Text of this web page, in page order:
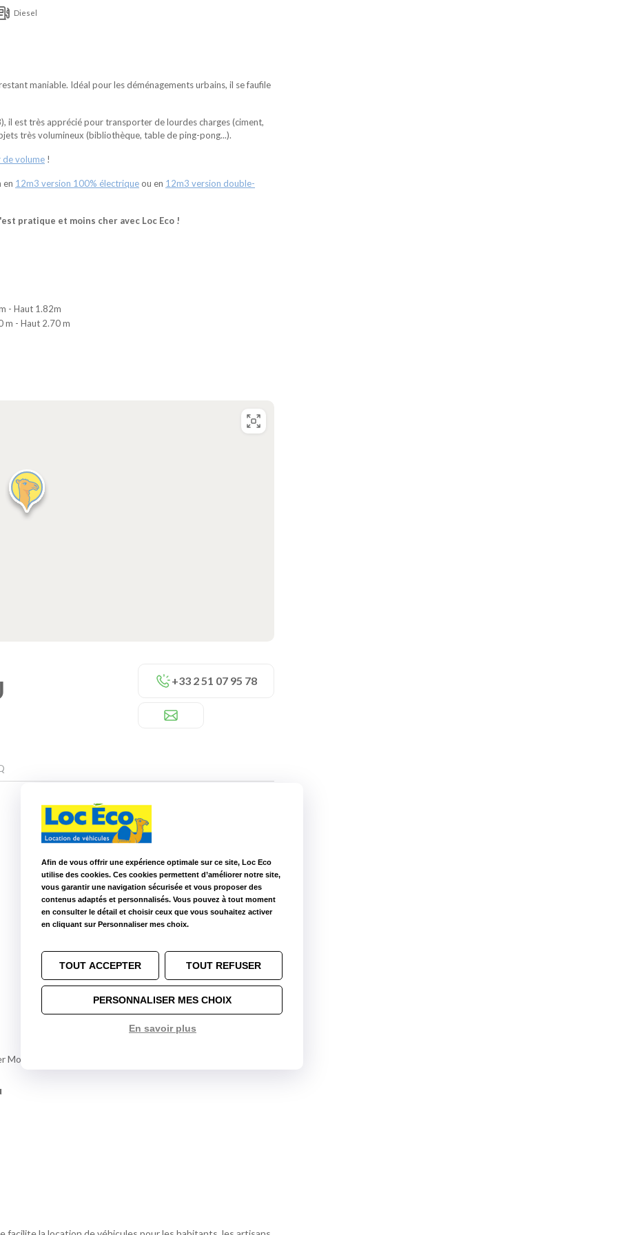
Diesel
maniable. Idéal pour les déménagements urbains, il se faufile
il est très apprécié pour transporter de lourdes charges (ciment,
très volumineux (bibliothèque, table de ping-pong...).
de volume !
en 12m3 version 100% électrique ou en 12m3 version double-
pratique et moins cher avec Loc Eco !
- Haut 1.82m
m - Haut 2.70 m
+33 2 51 07 95 78
Loc Eco La Roche sur Yon 33,6 km
Montaigu Vendée
Afin de vous offrir une expérience optimale sur ce site, Loc Eco
utilise des cookies. Ces cookies permettent d’améliorer notre site,
vous garantir une navigation sécurisée et vous proposer des
contenus adaptés et personnalisés. Vous pouvez à tout moment
en consulter le détail et choisir ceux que vous souhaitez activer
en cliquant sur Personnaliser mes choix.
TOUT ACCEPTER TOUT REFUSER
PERSONNALISER MES CHOIX
En savoir plus